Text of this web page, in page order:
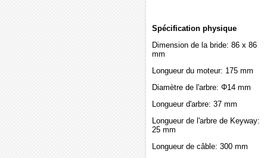
Spécification physique
Dimension de la bride: 86 x 86
mm
Longueur du moteur: 175 mm
Diamètre de l'arbre: Φ14 mm
Longueur d'arbre: 37 mm
Longueur de l'arbre de Keyway:
25 mm
Longueur de câble: 300 mm